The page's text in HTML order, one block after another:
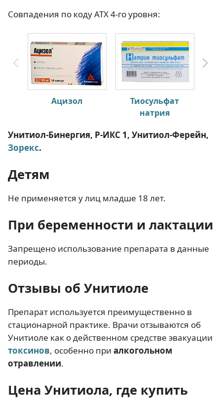
Совпадения по коду АТХ 4-го уровня:
Ацизол
Тиосульфат
натрия
Унитиол-Бинергия, Р-ИКС 1, Унитиол-Ферейн,
Зорекс.
Детям
Не применяется у лиц младше 18 лет.
При беременности и лактации
Запрещено использование препарата в данные
периоды.
Отзывы об Унитиоле
Препарат используется преимущественно в
стационарной практике. Врачи отзываются об
Унитиоле как о действенном средстве эвакуации
токсинов, особенно при алкогольном
отравлении.
Цена Унитиола, где купить